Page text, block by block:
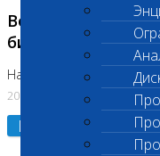
Возобновлено
биохимических
На Нагорной
20.07.2026
Подробнее